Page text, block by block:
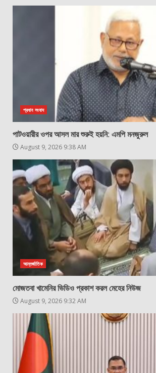
প্রধান সংবাদ
পাটওয়ারীর ওপর আসল মার শুরুই হয়নি: এমপি মনজুরুল
August 9, 2026 9:38 AM
আন্তর্জাতিক
মোজতবা খামেনির ভিডিও প্রকাশ করল মেহের নিউজ
August 9, 2026 9:32 AM